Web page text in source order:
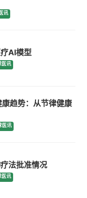
讯
AI模型
医讯
趋势：从节律健康
医讯
法批准情况
医讯